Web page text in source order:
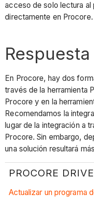
acceso de solo lectura
directamente en Procore.
Respuesta
En Procore, hay dos
través de la herramienta
Procore y en la
Recomendamos la
lugar de la integración a
Procore. Sin embargo,
una solución resultará
PROCORE DRIVE
Actualizar un programa